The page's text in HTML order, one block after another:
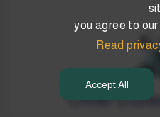
Other
you agree to
Read
Accept All